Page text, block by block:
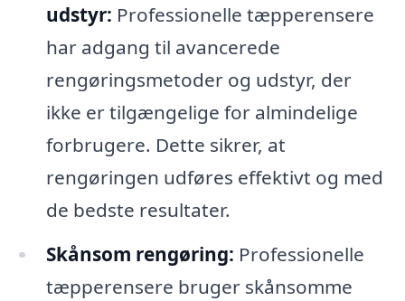
udstyr: Professionelle tæpperensere
har adgang til avancerede
rengøringsmetoder og udstyr, der
ikke er tilgængelige for almindelige
forbrugere. Dette sikrer, at
rengøringen udføres effektivt og med
de bedste resultater.
Skånsom rengøring: Professionelle
tæpperensere bruger skånsomme